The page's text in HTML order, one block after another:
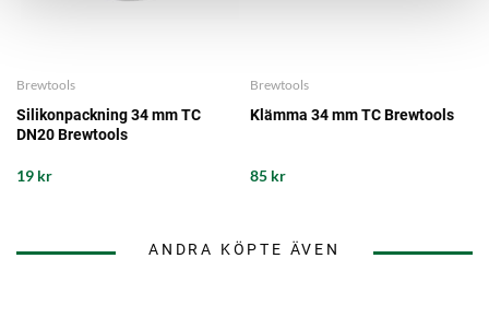
Brewtools
Silikonpackning 34 mm TC
DN20 Brewtools
19 kr
Brewtools
Klämma 34 mm TC Brewtools
85 kr
ANDRA KÖPTE ÄVEN